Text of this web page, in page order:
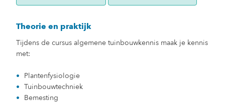
Theorie en praktijk
Tijdens de cursus algemene tuinbouwkennis maak je kennis
met:
Plantenfysiologie
Tuinbouwtechniek
Bemesting